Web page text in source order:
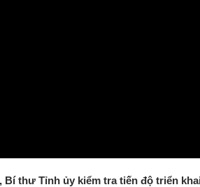
thư Tỉnh ủy kiểm tra tiến độ triển